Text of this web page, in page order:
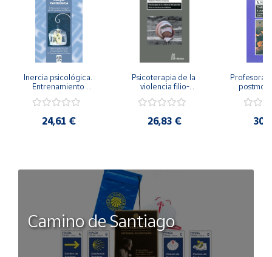
Inercia psicológica.
Entrenamiento
Igualdad de Género.
24,61 €
Psicoterapia de la
violencia filio-
secreto y la
26,83 €
Camino de Santiago